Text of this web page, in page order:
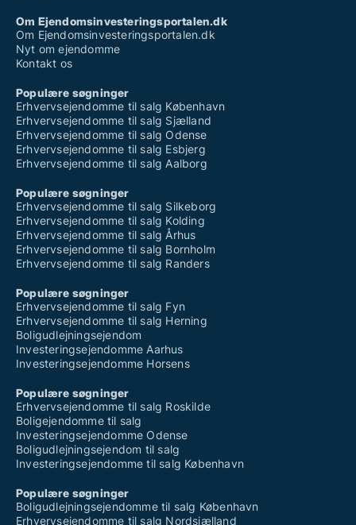
Om Ejendomsinvesteringsportalen.dk
Om Ejendomsinvesteringsportalen.dk
Nyt om ejendomme
Kontakt os
Populære søgninger
Erhvervsejendomme til salg København
Erhvervsejendomme til salg Sjælland
Erhvervsejendomme til salg Odense
Erhvervsejendomme til salg Esbjerg
Erhvervsejendomme til salg Aalborg
Populære søgninger
Erhvervsejendomme til salg Silkeborg
Erhvervsejendomme til salg Kolding
Erhvervsejendomme til salg Århus
Erhvervsejendomme til salg Bornholm
Erhvervsejendomme til salg Randers
Populære søgninger
Erhvervsejendomme til salg Fyn
Erhvervsejendomme til salg Herning
Boligudlejningsejendom
Investeringsejendomme Aarhus
Investeringsejendomme Horsens
Populære søgninger
Erhvervsejendomme til salg Roskilde
Boligejendomme til salg
Investeringsejendomme Odense
Boligudlejningsejendom til salg
Investeringsejendomme til salg København
Populære søgninger
Boligudlejningsejendomme til salg København
Erhvervsejendomme til salg Nordsjælland